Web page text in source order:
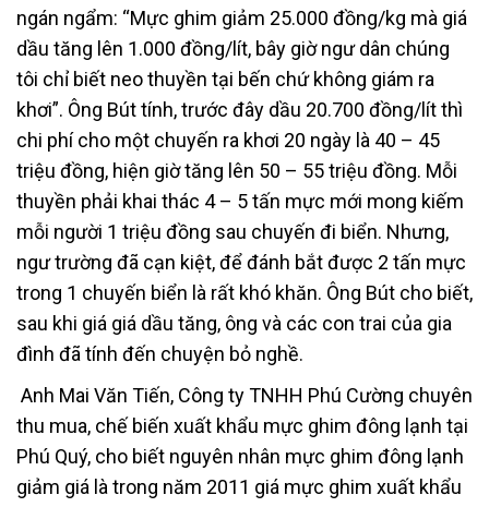
ngán ngẩm: “Mực ghim giảm 25.000 đồng/kg mà giá
dầu tăng lên 1.000 đồng/lít, bây giờ ngư dân chúng
tôi chỉ biết neo thuyền tại bến chứ không giám ra
khơi”. Ông Bút tính, trước đây dầu 20.700 đồng/lít thì
chi phí cho một chuyến ra khơi 20 ngày là 40 – 45
triệu đồng, hiện giờ tăng lên 50 – 55 triệu đồng. Mỗi
thuyền phải khai thác 4 – 5 tấn mực mới mong kiếm
mỗi người 1 triệu đồng sau chuyến đi biển. Nhưng,
ngư trường đã cạn kiệt, để đánh bắt được 2 tấn mực
trong 1 chuyến biển là rất khó khăn. Ông Bút cho biết,
sau khi giá giá dầu tăng, ông và các con trai của gia
đình đã tính đến chuyện bỏ nghề.
Anh Mai Văn Tiến, Công ty TNHH Phú Cường chuyên
thu mua, chế biến xuất khẩu mực ghim đông lạnh tại
Phú Quý, cho biết nguyên nhân mực ghim đông lạnh
giảm giá là trong năm 2011 giá mực ghim xuất khẩu